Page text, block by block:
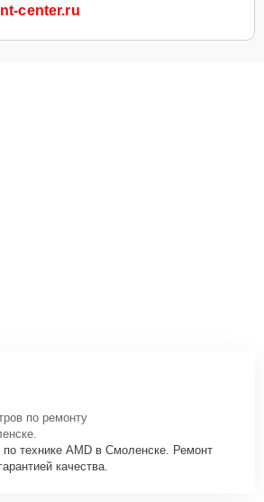
center.ru
по ремонту
технике AMD в Смоленске. Ремонт
качества.